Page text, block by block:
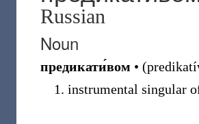
Russian
Noun
предикати́вом • (
instrumental singular